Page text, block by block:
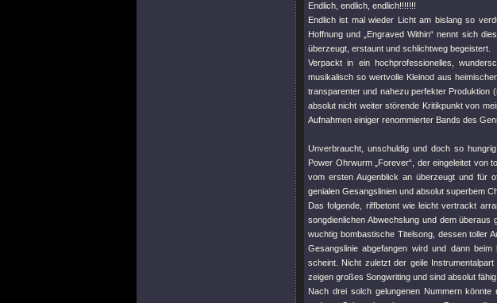
Endlich, endlich, endlich!!!!!!!
Endlich ist mal wieder Licht am bislang so
Hoffnung und „Engraved Within“ nennt sich
überzeugt, erstaunt und schlichtweg begeistert.
Verpackt in ein hochprofessionelles,
musikalisch so wertvolle Kleinod aus
transparenter und nahezu perfekter Produktion
absolut nicht weiter störende Kritikpunkt von
Aufnahmen einiger renommierter Bands des
Unverbraucht, unschuldig und doch so
Power Ohrwurm „Forever“, der eingeleitet von
vom ersten Augenblick an überzeugt und für
genialen Gesangslinien und absolut superbem
Das folgende, riffbetont wie leicht vertrackt
songdienlichen Abwechslung und dem
wuchtig bombastische Titelsong, dessen toller
Gesangslinie abgefangen wird und dann
scheint. Nicht zuletzt der geile
zeigen großes Songwriting und sind absolut
Nach drei solch gelungenen Nummern